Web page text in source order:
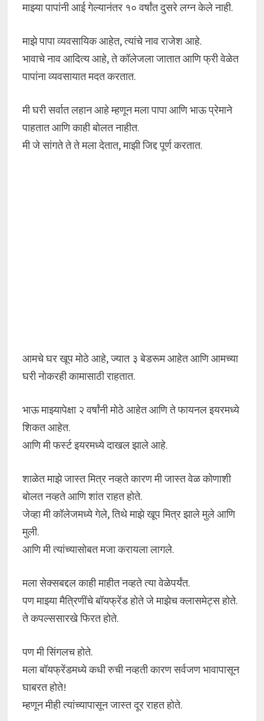
माझ्या पापांनी आई गेल्यानंतर १० वर्षांत दुसरे लग्न केले नाही.
माझे पापा व्यवसायिक आहेत, त्यांचे नाव राजेश आहे.
भावाचे नाव आदित्य आहे, ते कॉलेजला जातात आणि फ्री वेळेत
पापांना व्यवसायात मदत करतात.
मी घरी सर्वात लहान आहे म्हणून मला पापा आणि भाऊ प्रेमाने
पाहतात आणि काही बोलत नाहीत.
मी जे सांगते ते ते मला देतात, माझी जिद्द पूर्ण करतात.
आमचे घर खूप मोठे आहे, ज्यात ३ बेडरूम आहेत आणि आमच्या
घरी नोकरही कामासाठी राहतात.
भाऊ माझ्यापेक्षा २ वर्षांनी मोठे आहेत आणि ते फायनल इयरमध्ये
शिकत आहेत.
आणि मी फर्स्ट इयरमध्ये दाखल झाले आहे.
शाळेत माझे जास्त मित्र नव्हते कारण मी जास्त वेळ कोणाशी
बोलत नव्हते आणि शांत राहत होते.
जेव्हा मी कॉलेजमध्ये गेले, तिथे माझे खूप मित्र झाले मुले आणि
मुली.
आणि मी त्यांच्यासोबत मजा करायला लागले.
मला सेक्सबद्दल काही माहीत नव्हते त्या वेळेपर्यंत.
पण माझ्या मैत्रिणींचे बॉयफ्रेंड होते जे माझेच क्लासमेट्स होते.
ते कपल्ससारखे फिरत होते.
पण मी सिंगलच होते.
मला बॉयफ्रेंडमध्ये कधी रुची नव्हती कारण सर्वजण भावापासून
घाबरत होते!
म्हणून मीही त्यांच्यापासून जास्त दूर राहत होते.